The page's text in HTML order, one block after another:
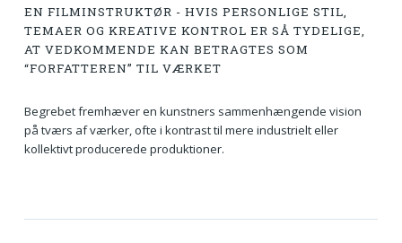
EN FILMINSTRUKTØR - HVIS PERSONLIGE STIL,
TEMAER OG KREATIVE KONTROL ER SÅ TYDELIGE,
AT VEDKOMMENDE KAN BETRAGTES SOM
“FORFATTEREN” TIL VÆRKET
Begrebet fremhæver en kunstners sammenhængende vision
på tværs af værker, ofte i kontrast til mere industrielt eller
kollektivt producerede produktioner.